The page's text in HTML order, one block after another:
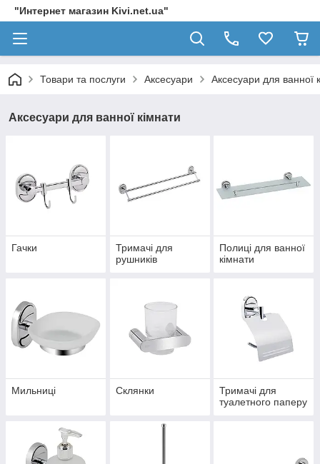
"Интернет магазин Kivi.net.ua"
Товари та послуги Аксесуари Аксесуари для ванної
Аксесуари для ванної кімнати
Гачки
Тримачі для
рушників
Полиці для ванної
кімнати
Мильниці Склянки
Тримачі для
туалетного паперу